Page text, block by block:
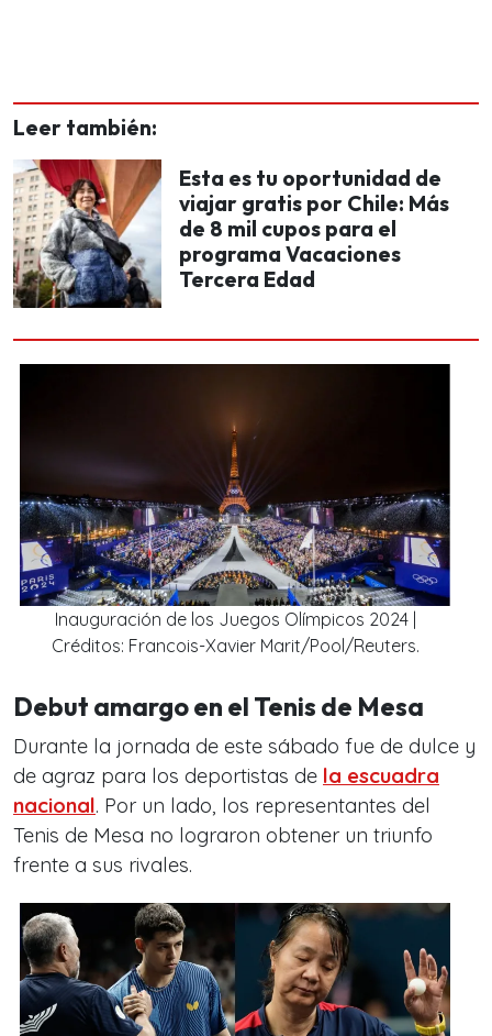
Leer también:
Esta es tu oportunidad de
viajar gratis por Chile: Más
de 8 mil cupos para el
programa Vacaciones
Tercera Edad
Inauguración de los Juegos Olímpicos 2024 |
Créditos: Francois-Xavier Marit/Pool/Reuters.
Debut amargo en el Tenis de Mesa
Durante la jornada de este sábado fue de dulce y
de agraz para los deportistas de la escuadra
nacional. Por un lado, los representantes del
Tenis de Mesa no lograron obtener un triunfo
frente a sus rivales.